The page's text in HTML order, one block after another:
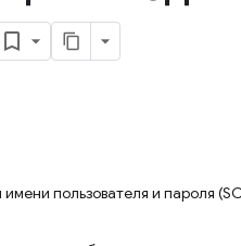
пользователя и пароля